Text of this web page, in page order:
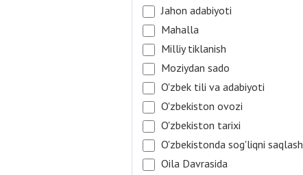
Jahon adabiyoti
Mahalla
Milliy tiklanish
Moziydan sado
O'zbek tili va adabiyoti
O'zbekiston ovozi
O'zbekiston tarixi
O'zbekistonda sog'liqni saqlash
Oila Davrasida